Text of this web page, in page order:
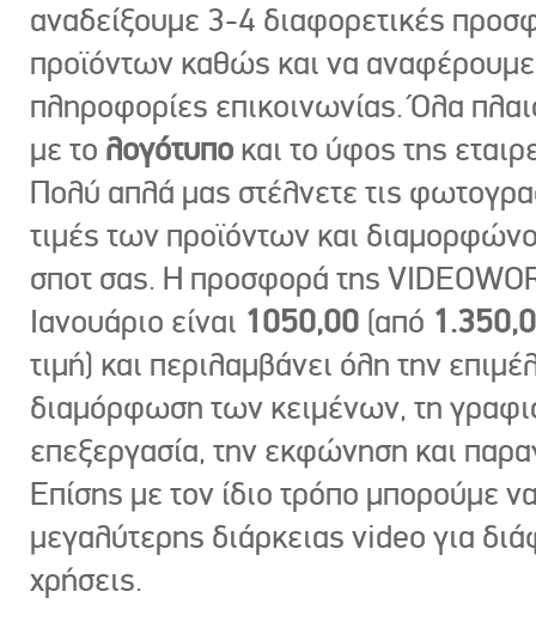
αναδείξουμε 3-4 διαφορετικές
προϊόντων καθώς και να
πληροφορίες επικοινωνίας. Όλα
με το λογότυπο και το ύφος της
Πολύ απλά μας στέλνετε τις
τιμές των προϊόντων και
σποτ σας. Η προσφορά της
Ιανουάριο είναι 1050,00 (από
τιμή) και περιλαμβάνει όλη την
διαμόρφωση των κειμένων, τη
επεξεργασία, την εκφώνηση και
Επίσης με τον ίδιο τρόπο μπορούμε
μεγαλύτερης διάρκειας video για
χρήσεις.